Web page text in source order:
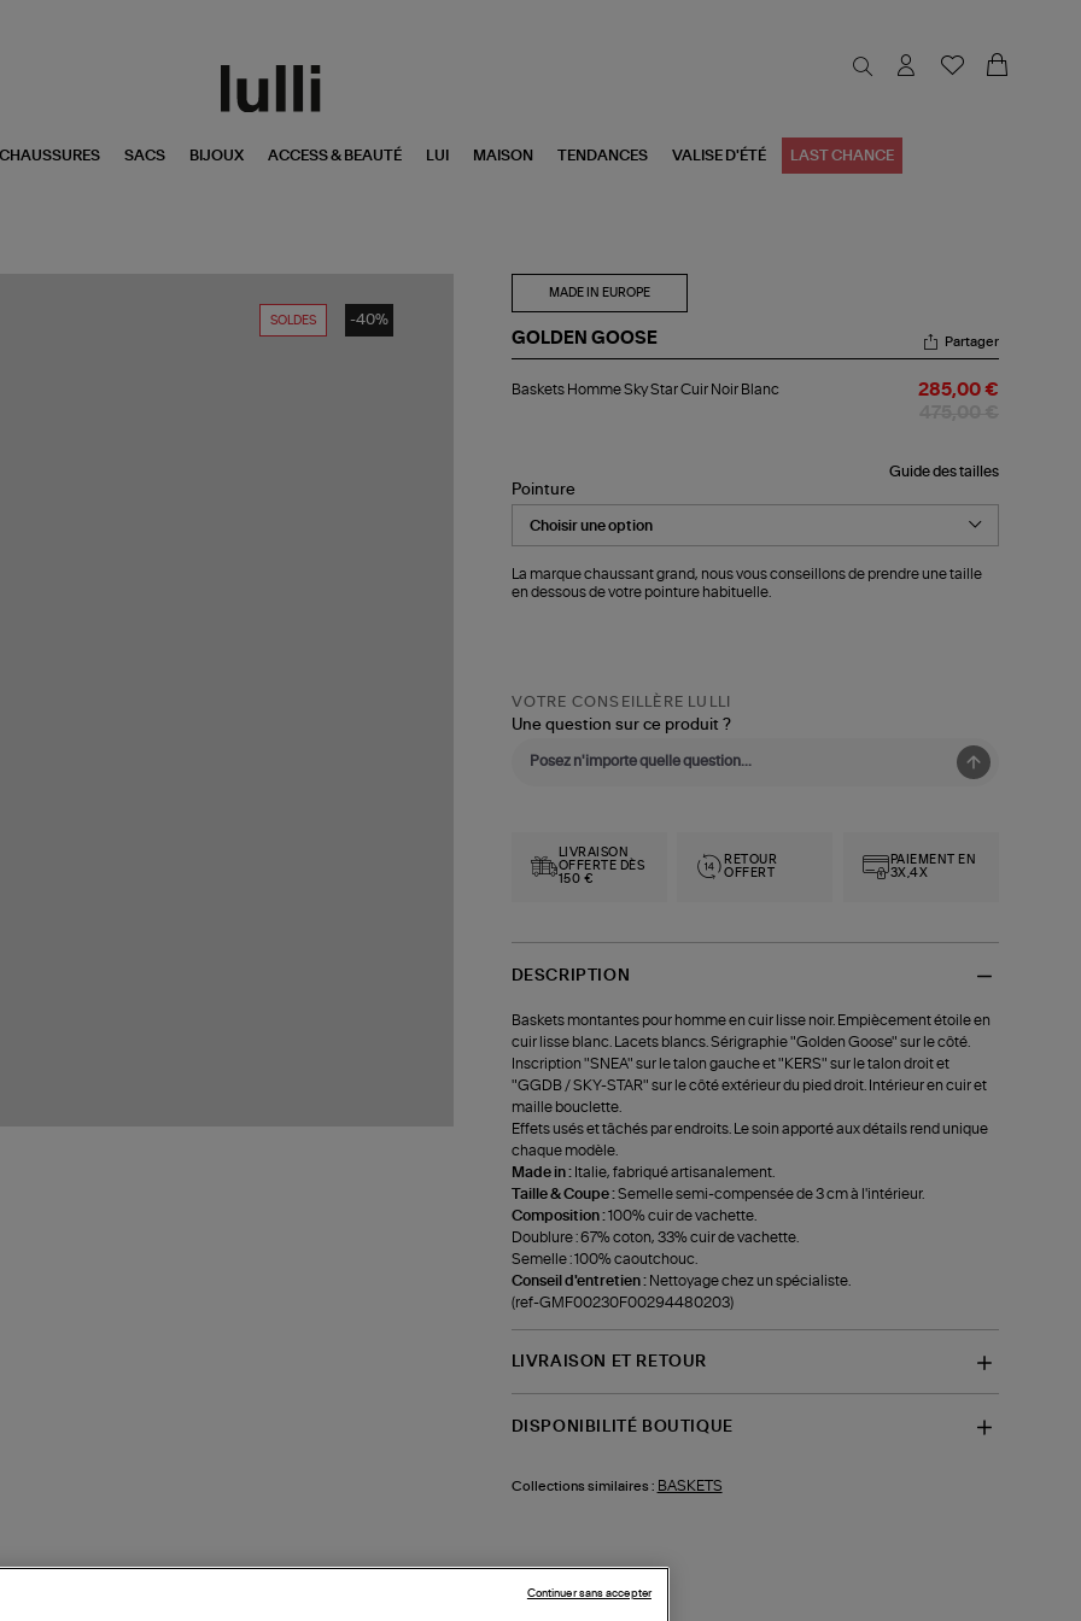
CHAUSSURES SACS BIJOUX ACCESS & BEAUTÉ LUI MAISON TENDANCES VALISE D'ÉTÉ LAST CHANCE
SOLDES -40%
MADE IN EUROPE
GOLDEN GOOSE
Homme
Blanc
Partager
Baskets Homme Sky Star Cuir Noir Blanc 285,00 €
Guide des tailles
Pointure
La marque chaussant grand, nous vous conseillons de prendre une taille
en dessous de votre pointure habituelle.
VOTRE CONSEILLÈRE LULLI
Une question sur ce produit ?
LIVRAISON
OFFERTE DÈS
150 €
RETOUR
OFFERT
PAIEMENT EN
3X,4X
DESCRIPTION
Baskets montantes pour homme en cuir lisse noir. Empiècement étoile en
cuir lisse blanc. Lacets blancs. Sérigraphie "Golden Goose" sur le côté.
Inscription "SNEA" sur le talon gauche et "KERS" sur le talon droit et
"GGDB / SKY-STAR" sur le côté extérieur du pied droit. Intérieur en cuir et
maille bouclette.
Effets usés et tâchés par endroits. Le soin apporté aux détails rend unique
chaque modèle.
Made in : Italie, fabriqué artisanalement.
Taille & Coupe :Semelle semi-compensée de 3 cm à l'intérieur.
Composition :100% cuir de vachette.
Doublure : 67% coton, 33% cuir de vachette.
Semelle : 100% caoutchouc.
Conseil d'entretien : Nettoyage chez un spécialiste.
(ref-GMF00230F00294480203)
LIVRAISON ET RETOUR
DISPONIBILITÉ BOUTIQUE
Collections similaires : BASKETS
Continuer sans accepter